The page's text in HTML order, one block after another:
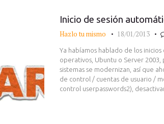
Inicio de sesión
Hazlo tu mismo 18/01/2013
Ya habíamos hablado de los
operativos, Ubuntu o Server 2003,
sistemas se modernizan, así que
de control / cuentas de usuario /
control userpasswords2),